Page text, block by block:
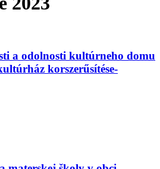
a odolnosti kultúrneho domu
korszerűsítése-